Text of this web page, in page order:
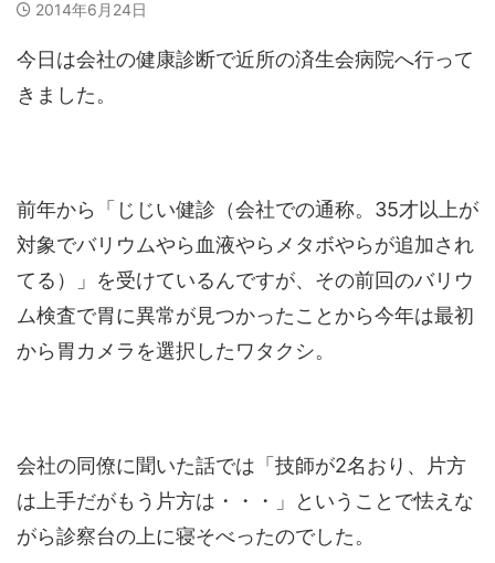
2014年6月24日
今日は会社の健康診断で近所の済生会病院へ行って
きました。
前年から「じじい健診（会社での通称。35才以上が
対象でバリウムやら血液やらメタボやらが追加され
てる）」を受けているんですが、その前回のバリウ
ム検査で胃に異常が見つかったことから今年は最初
から胃カメラを選択したワタクシ。
会社の同僚に聞いた話では「技師が2名おり、片方
は上手だがもう片方は・・・」ということで怯えな
がら診察台の上に寝そべったのでした。